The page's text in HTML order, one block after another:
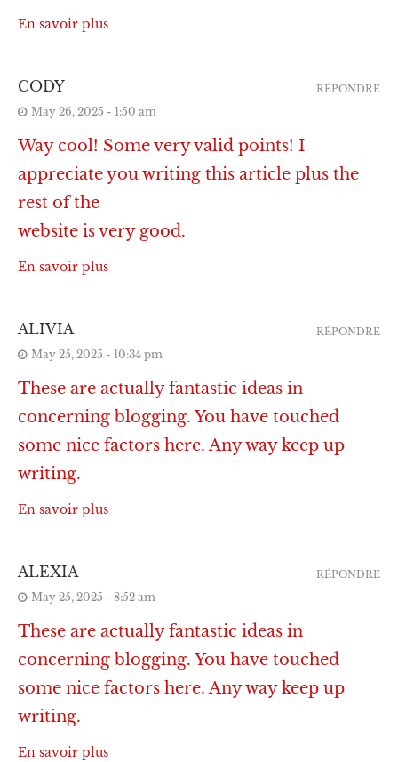
En savoir plus
CODY
May 26, 2025 - 1:50 am
Way cool! Some very valid points! I
appreciate you writing this article plus the
rest of the
website is very good.
En savoir plus
RÉPONDRE
ALIVIA
May 25, 2025 - 10:34 pm
These are actually fantastic ideas in
concerning blogging. You have touched
some nice factors here. Any way keep up
writing.
En savoir plus
RÉPONDRE
ALEXIA
May 25, 2025 - 8:52 am
These are actually fantastic ideas in
concerning blogging. You have touched
some nice factors here. Any way keep up
writing.
En savoir plus
RÉPONDRE